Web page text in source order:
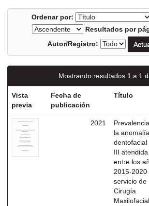
Ordenar por:
Resultados por
Autor/Registro:
Mostrando resultados 1 a 1
Vista
previa
Fecha de
publicación
Título
2021
la anomalía
dentofacial
III atendida
entre los
2015-2020
servicio de
Cirugía